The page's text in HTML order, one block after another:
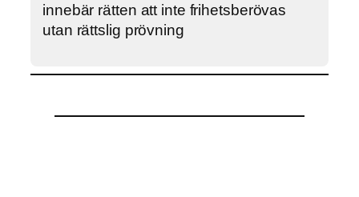
innebär rätten att inte frihetsberövas
utan rättslig prövning